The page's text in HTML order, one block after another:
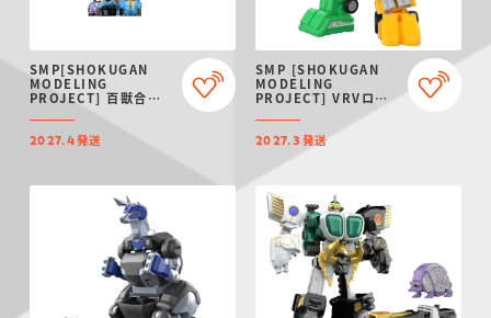
SMP[SHOKUGAN
MODELING
PROJECT] 百獣合体
2027年4月発送】
2027.4発送
SMP [SHOKUGAN
MODELING
PROJECT] VRVロボ
限定】
2027.3 発送